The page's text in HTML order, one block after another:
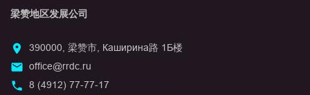
梁赞地区发展公司
390000, 梁赞市, Каширина路 1Б楼
office@rrdc.ru
8 (4912) 77-77-17